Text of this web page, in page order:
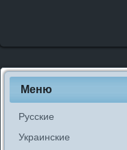
Меню
Русские
Украинские